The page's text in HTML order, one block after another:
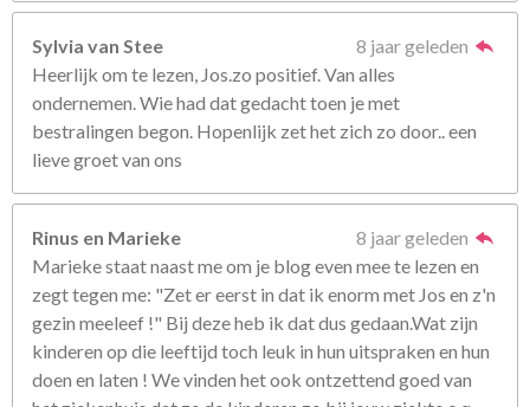
Sylvia van Stee
8 jaar geleden
Heerlijk om te lezen, Jos.zo positief. Van alles
ondernemen. Wie had dat gedacht toen je met
bestralingen begon. Hopenlijk zet het zich zo door.. een
lieve groet van ons
Rinus en Marieke
8 jaar geleden
Marieke staat naast me om je blog even mee te lezen en
zegt tegen me: "Zet er eerst in dat ik enorm met Jos en z'n
gezin meeleef !" Bij deze heb ik dat dus gedaan.Wat zijn
kinderen op die leeftijd toch leuk in hun uitspraken en hun
doen en laten ! We vinden het ook ontzettend goed van